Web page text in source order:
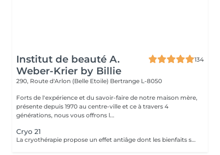
Institut de beauté A.
Weber-Krier by Billie
134
290, Route d'Arlon (Belle Etoile) Bertrange L-8050
Forts de l'expérience et du savoir-faire de notre maison mère,
présente depuis 1970 au centre-ville et ce à travers 4
générations, nous vous offrons l...
Cryo 21
La cryothérapie propose un effet antiâge dont les bienfaits sont particulièrement tangibles: Raffermissement des tissus Réduction des rides Effacement du double menton